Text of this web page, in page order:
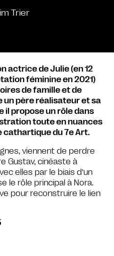
Trier
actrice de Julie (en 12
féminine en 2021)
de famille et de
un père réalisateur et sa
il propose un rôle dans
toute en nuances
cathartique du 7e Art.
viennent de perdre
Gustav, cinéaste à
elles par le biais d’un
le rôle principal à Nora.
pour reconstruire le lien